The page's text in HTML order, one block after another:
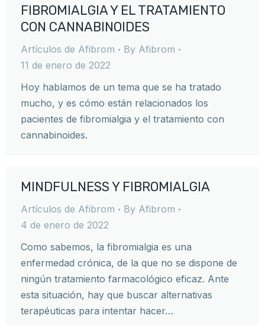
FIBROMIALGIA Y EL TRATAMIENTO
CON CANNABINOIDES
Artículos de Afibrom By Afibrom
11 de enero de 2022
Hoy hablamos de un tema que se ha tratado
mucho, y es cómo están relacionados los
pacientes de fibromialgia y el tratamiento con
cannabinoides.
MINDFULNESS Y FIBROMIALGIA
Artículos de Afibrom By Afibrom
4 de enero de 2022
Como sabemos, la fibromialgia es una
enfermedad crónica, de la que no se dispone de
ningún tratamiento farmacológico eficaz. Ante
esta situación, hay que buscar alternativas
terapéuticas para intentar hacer…